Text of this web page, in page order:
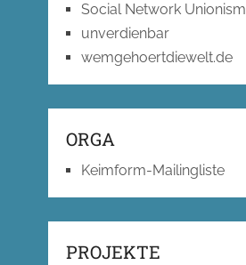
Social Network Unionism
unverdienbar
wemgehoertdiewelt.de
ORGA
Keimform-Mailingliste
PROJEKTE